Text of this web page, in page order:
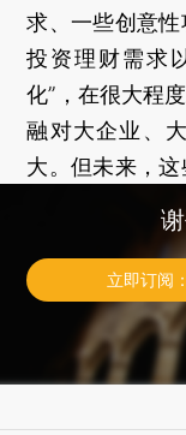
求、一些创意
投资理财需求
化”，在很大程
融对大企业、
大。但未来，这
此外，我国金
未来10年内，
将从中央分散
门。金融资源
互联网金融的发
立即订阅：